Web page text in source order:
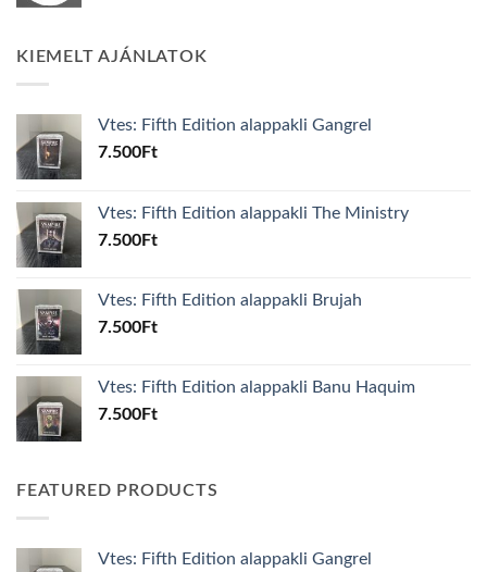
KIEMELT AJÁNLATOK
Vtes: Fifth Edition alappakli Gangrel
7.500Ft
Vtes: Fifth Edition alappakli The Ministry
7.500Ft
Vtes: Fifth Edition alappakli Brujah
7.500Ft
Vtes: Fifth Edition alappakli Banu Haquim
7.500Ft
FEATURED PRODUCTS
Vtes: Fifth Edition alappakli Gangrel